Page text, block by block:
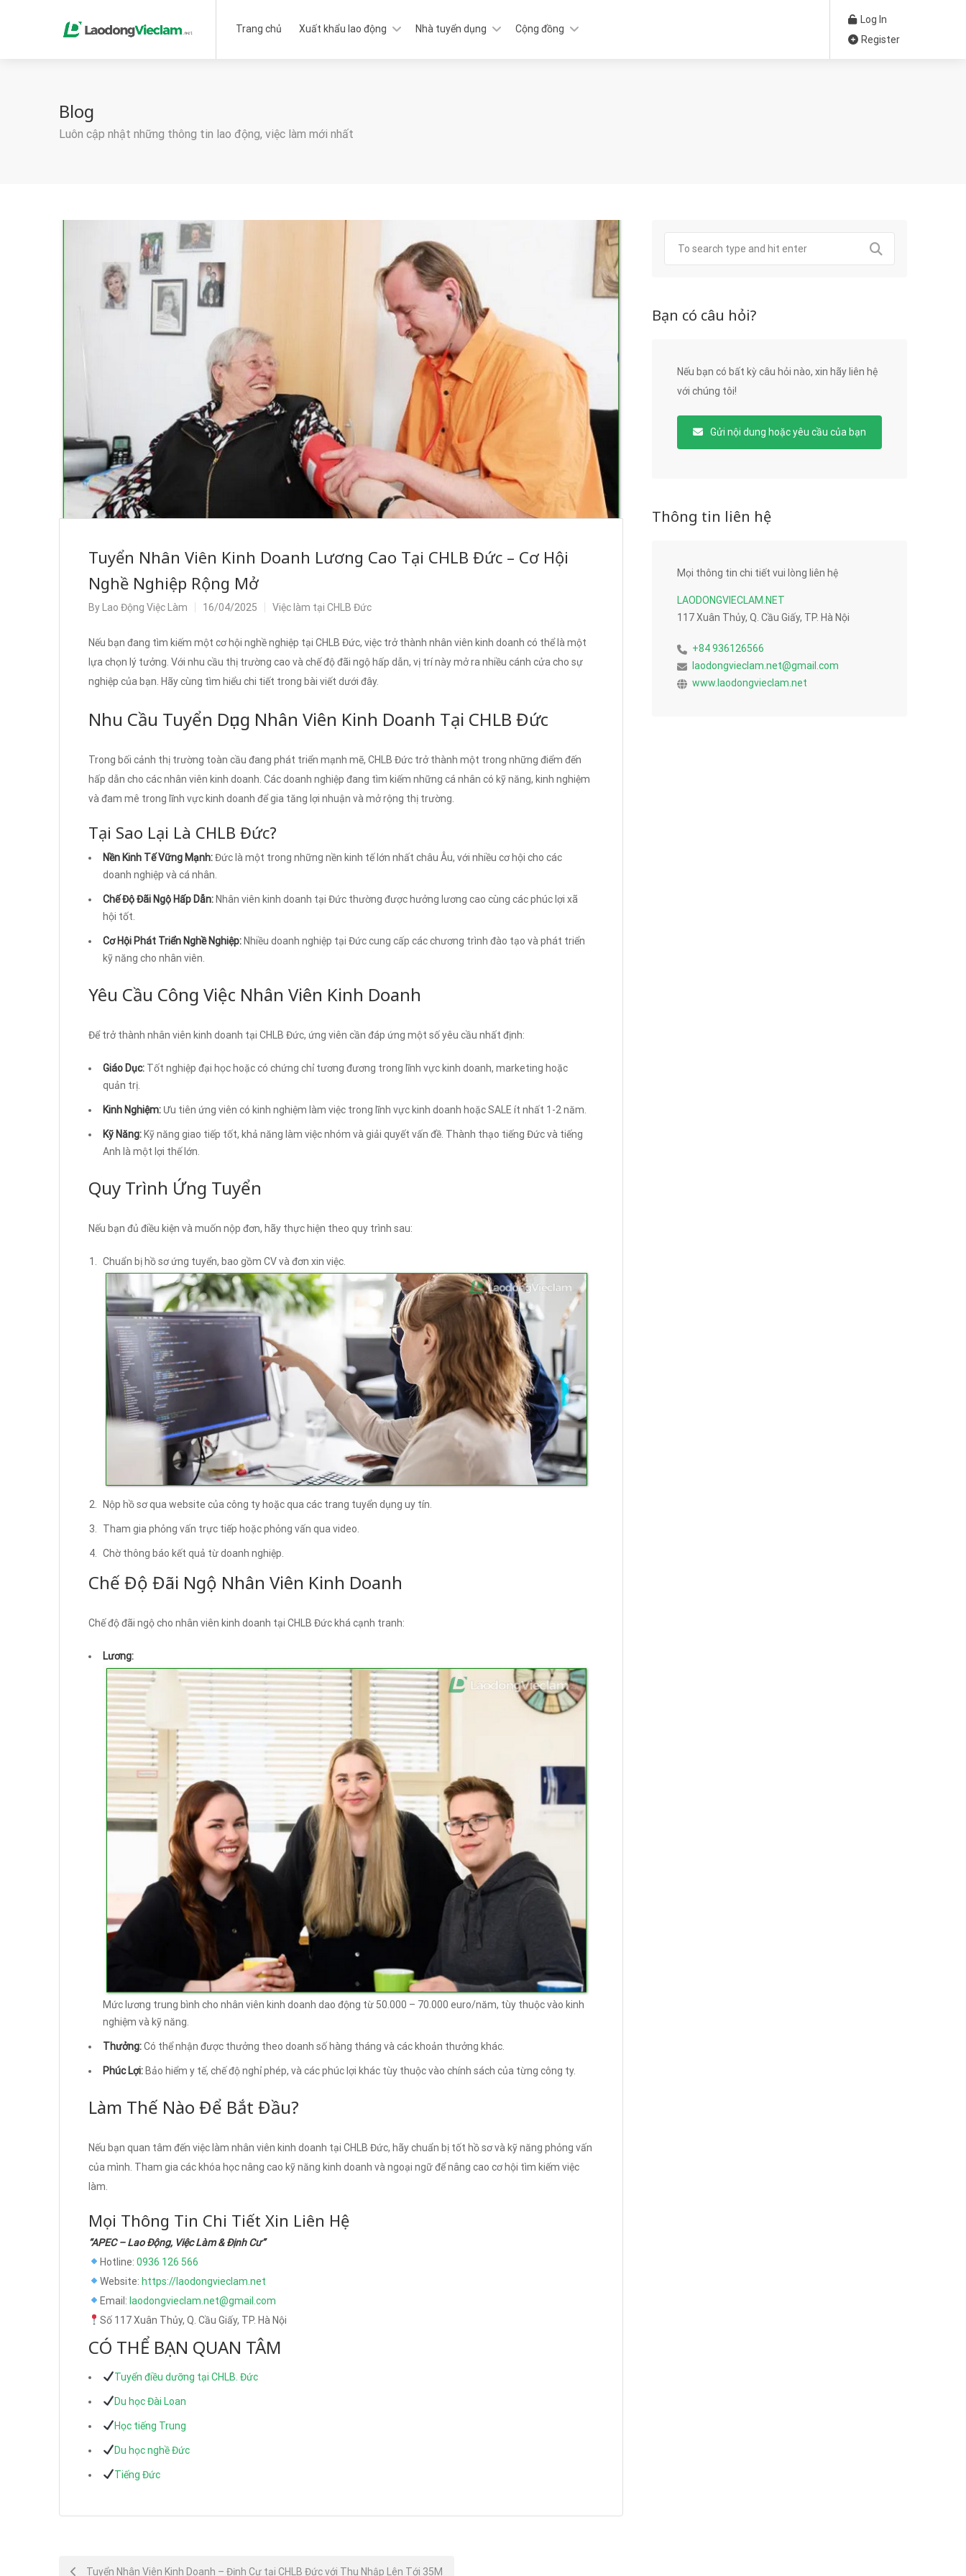
Trang chủ Xuất khẩu lao động Nhà tuyển dụng Cộng đồng
Log In
Register
Blog
Luôn cập nhật những thông tin lao động, việc làm mới nhất
Tuyển Nhân Viên Kinh Doanh Lương Cao Tại CHLB Đức – Cơ Hội
Nghề Nghiệp Rộng Mở
By Lao Động Việc Làm 16/04/2025 Việc làm tại CHLB Đức
Nếu bạn đang tìm kiếm một cơ hội nghề nghiệp tại CHLB Đức, việc trở thành nhân viên kinh doanh có thể là một
lựa chọn lý tưởng. Với nhu cầu thị trường cao và chế độ đãi ngộ hấp dẫn, vị trí này mở ra nhiều cánh cửa cho sự
nghiệp của bạn. Hãy cùng tìm hiểu chi tiết trong bài viết dưới đây.
Nhu Cầu Tuyển Dụng Nhân Viên Kinh Doanh Tại CHLB Đức
Trong bối cảnh thị trường toàn cầu đang phát triển mạnh mẽ, CHLB Đức trở thành một trong những điểm đến
hấp dẫn cho các nhân viên kinh doanh. Các doanh nghiệp đang tìm kiếm những cá nhân có kỹ năng, kinh nghiệm
và đam mê trong lĩnh vực kinh doanh để gia tăng lợi nhuận và mở rộng thị trường.
Tại Sao Lại Là CHLB Đức?
Nền Kinh Tế Vững Mạnh:Đức là một trong những nền kinh tế lớn nhất châu Âu, với nhiều cơ hội cho các
doanh nghiệp và cá nhân.
Chế Độ Đãi Ngộ Hấp Dẫn: Nhân viên kinh doanh tại Đức thường được hưởng lương cao cùng các phúc lợi xã
hội tốt.
Cơ Hội Phát Triển Nghề Nghiệp: Nhiều doanh nghiệp tại Đức cung cấp các chương trình đào tạo và phát triển
kỹ năng cho nhân viên.
Yêu Cầu Công Việc Nhân Viên Kinh Doanh
Để trở thành nhân viên kinh doanh tại CHLB Đức, ứng viên cần đáp ứng một số yêu cầu nhất định:
Giáo Dục: Tốt nghiệp đại học hoặc có chứng chỉ tương đương trong lĩnh vực kinh doanh, marketing hoặc
quản trị.
Kinh Nghiệm: Ưu tiên ứng viên có kinh nghiệm làm việc trong lĩnh vực kinh doanh hoặc SALE ít nhất 1-2 năm.
Kỹ Năng: Kỹ năng giao tiếp tốt, khả năng làm việc nhóm và giải quyết vấn đề. Thành thạo tiếng Đức và tiếng
Anh là một lợi thế lớn.
Quy Trình Ứng Tuyển
Nếu bạn đủ điều kiện và muốn nộp đơn, hãy thực hiện theo quy trình sau:
Chuẩn bị hồ sơ ứng tuyển, bao gồm CV và đơn xin việc.
Nộp hồ sơ qua website của công ty hoặc qua các trang tuyển dụng uy tín.
Tham gia phỏng vấn trực tiếp hoặc phỏng vấn qua video.
Chờ thông báo kết quả từ doanh nghiệp.
Chế Độ Đãi Ngộ Nhân Viên Kinh Doanh
Chế độ đãi ngộ cho nhân viên kinh doanh tại CHLB Đức khá cạnh tranh:
Lương:
Mức lương trung bình cho nhân viên kinh doanh dao động từ 50.000 – 70.000 euro/năm, tùy thuộc vào kinh
nghiệm và kỹ năng.
Thưởng:Có thể nhận được thưởng theo doanh số hàng tháng và các khoản thưởng khác.
Phúc Lợi: Bảo hiểm y tế, chế độ nghỉ phép, và các phúc lợi khác tùy thuộc vào chính sách của từng công ty.
Làm Thế Nào Để Bắt Đầu?
Nếu bạn quan tâm đến việc làm nhân viên kinh doanh tại CHLB Đức, hãy chuẩn bị tốt hồ sơ và kỹ năng phỏng vấn
của mình. Tham gia các khóa học nâng cao kỹ năng kinh doanh và ngoại ngữ để nâng cao cơ hội tìm kiếm việc
làm.
Mọi Thông Tin Chi Tiết Xin Liên Hệ
“APEC – Lao Động, Việc Làm & Định Cư”
Hotline: 0936 126 566
Website: https://laodongvieclam.net
Email: laodongvieclam.net@gmail.com
Số 117 Xuân Thủy, Q. Cầu Giấy, TP. Hà Nội
CÓ THỂ BẠN QUAN TÂM
Tuyển điều dưỡng tại CHLB. Đức
Du học Đài Loan
Học tiếng Trung
Du học nghề Đức
Tiếng Đức
PostTuyển Nhân Viên Kinh Doanh – Định Cư tại CHLB Đức với Thu Nhập Lên Tới 35M
Bạn có câu hỏi?
Nếu bạn có bất kỳ câu hỏi nào, xin hãy liên hệ
với chúng tôi!
Gửi nội dung hoặc yêu cầu của bạn
Thông tin liên hệ
Mọi thông tin chi tiết vui lòng liên hệ
LAODONGVIECLAM.NET
117 Xuân Thủy, Q. Cầu Giấy, TP. Hà Nội
+84 936126566
laodongvieclam.net@gmail.com
www.laodongvieclam.net